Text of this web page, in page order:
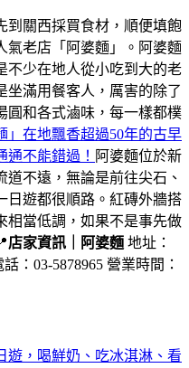
到關西採買食材，順便填飽
氣老店「阿婆麵」。阿婆麵
不少在地人從小吃到大的老
坐滿用餐客人，厲害的除了
圓和各式滷味，每一樣都樸
」在地飄香超過50年的古早
不能錯過！ 阿婆麵位於新
不遠，無論是前往尖石、
日遊都很順路。紅磚外牆搭
相當低調，如果不是事先做
店家資訊｜阿婆麵 地址：
：03-5878965 營業時間：
遊，喝鮮奶、吃冰淇淋、看